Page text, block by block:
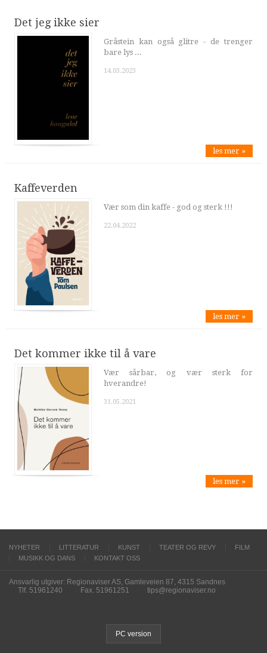
Det jeg ikke sier
Gråstein kan også glitre - de trenger
bare lys ...
14.03.2023
les mer »
Kaffeverden
Vær som din kaffe - god og sterk !!!
22.04.2022
les mer »
Det kommer ikke til å vare
Vær sårbar, og vær sterk for
hverandre!
31.05.2021
les mer »
NYHETER LITTERATUR KUNST TEATER OG REVY
FILM
MUSIKK OG DANS
KONTAKT OSS
Ansvarlig utgiver: Regionaviser AS, Gamleveien 87, 4315 Sandnes
Tlf. 51961240
Fax. 51961251 tips@regionaviser.no
PC version